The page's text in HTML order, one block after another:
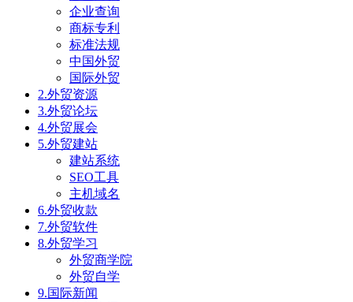
企业查询
商标专利
标准法规
中国外贸
国际外贸
2.外贸资源
3.外贸论坛
4.外贸展会
5.外贸建站
建站系统
SEO工具
主机域名
6.外贸收款
7.外贸软件
8.外贸学习
外贸商学院
外贸自学
9.国际新闻